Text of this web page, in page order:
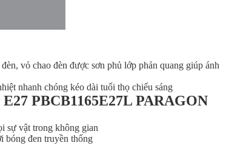
vỏ chao đèn được sơn phủ lớp phản quang giúp ánh
nhanh chóng kéo dài tuổi thọ chiếu sáng
PBCB1165E27L PARAGON
sự vật trong không gian
bóng đen truyền thống